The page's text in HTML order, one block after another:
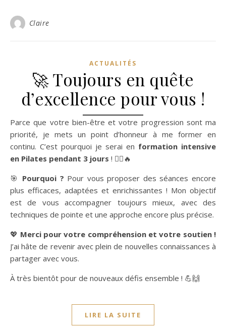
Claire
ACTUALITÉS
🚀 Toujours en quête
d’excellence pour vous !
Parce que votre bien-être et votre progression sont ma
priorité, je mets un point d’honneur à me former en
continu. C’est pourquoi je serai en formation intensive
en Pilates pendant 3 jours ! 🧘‍♀️🔥
🎯 Pourquoi ? Pour vous proposer des séances encore
plus efficaces, adaptées et enrichissantes ! Mon objectif
est de vous accompagner toujours mieux, avec des
techniques de pointe et une approche encore plus précise.
💖 Merci pour votre compréhension et votre soutien !
J’ai hâte de revenir avec plein de nouvelles connaissances à
partager avec vous.
À très bientôt pour de nouveaux défis ensemble ! 💪🙌
LIRE LA SUITE